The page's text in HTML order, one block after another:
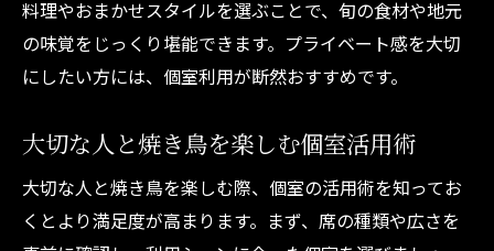
料理やおまかせスタイルを選ぶことで、旬の食材や地元
の味覚をじっくり堪能できます。プライベート感を大切
にしたい方には、個室利用が断然おすすめです。
大切な人と焼き鳥を楽しむ個室活用術
大切な人と焼き鳥を楽しむ際、個室の活用術を知ってお
くとより満足度が高まります。まず、席の種類や広さを